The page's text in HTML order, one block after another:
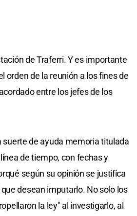
de Traferri. Y es importante
orden de la reunión a los fines de
entre los jefes de los
suerte de ayuda memoria titulada
de tiempo, con fechas y
según su opinión se justifica
desean imputarlo. No solo los
la ley" al investigarlo, al